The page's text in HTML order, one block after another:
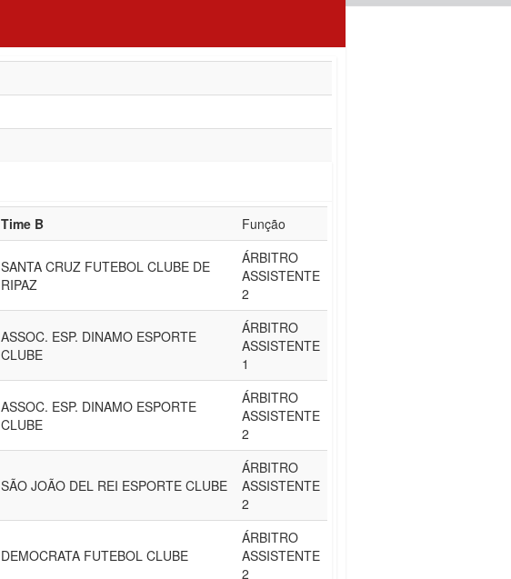
Time B Função
SANTA CRUZ FUTEBOL CLUBE DE
RIPAZ
ÁRBITRO
ASSISTENTE
2
ASSOC. ESP. DINAMO ESPORTE
CLUBE
ÁRBITRO
ASSISTENTE
1
ASSOC. ESP. DINAMO ESPORTE
CLUBE
ÁRBITRO
ASSISTENTE
2
SÃO JOÃO DEL REI ESPORTE CLUBE
ÁRBITRO
ASSISTENTE
2
DEMOCRATA FUTEBOL CLUBE
ÁRBITRO
ASSISTENTE
2